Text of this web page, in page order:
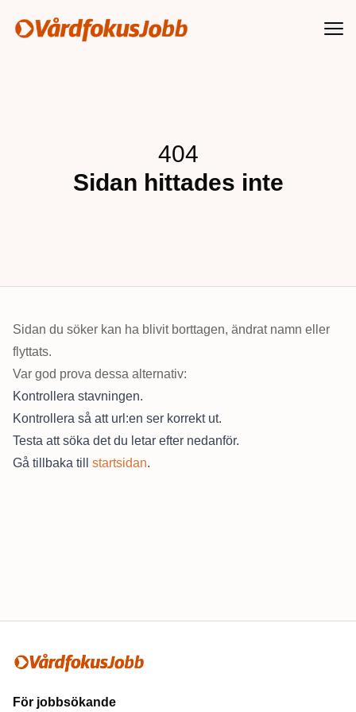
Vårdfokusjobb
404
Sidan hittades inte
Sidan du söker kan ha blivit borttagen, ändrat namn eller
flyttats.
Var god prova dessa alternativ:
Kontrollera stavningen.
Kontrollera så att url:en ser korrekt ut.
Testa att söka det du letar efter nedanför.
Gå tillbaka till startsidan.
För jobbsökande